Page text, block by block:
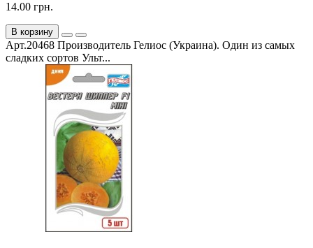
14.00 грн.
В корзину
Арт.20468 Производитель Гелиос (Украина). Один из самых
сладких сортов Ульт...